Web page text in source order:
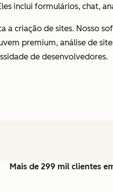
inclui formulários, chat,
a criação de sites. Nosso
premium, análise de
de desenvolvedores.
Mais de 299 mil clientes